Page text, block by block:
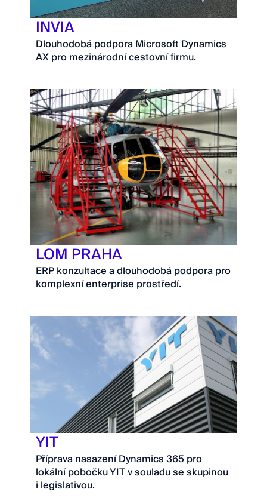
INVIA
Dlouhodobá podpora Microsoft Dynamics
AX pro mezinárodní cestovní firmu.
LOM PRAHA
ERP konzultace a dlouhodobá podpora pro
komplexní enterprise prostředí.
YIT
Příprava nasazení Dynamics 365 pro
lokální pobočku YIT v souladu se skupinou
i legislativou.